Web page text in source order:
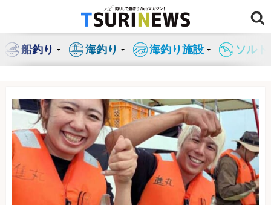
ン
船釣り 海釣り 海釣り施設 ソル